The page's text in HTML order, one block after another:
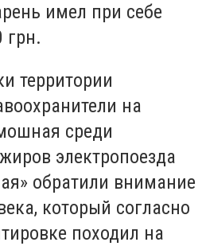
имел при себе
грн.
территории
на
среди
электропоезда
обратили внимание
который согласно
походил на